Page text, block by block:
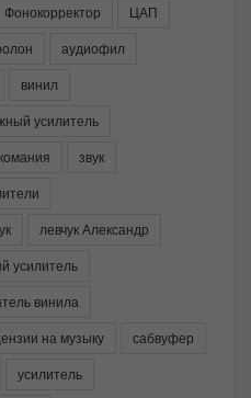
Фонокорректор
ЦАП
аудиофил
винил
усилитель
звук
левчук Александр
усилитель
винила
на музыку
сабвуфер
усилитель